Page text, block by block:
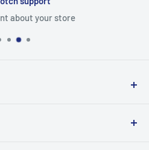
about your store
บครบวงจร จากทั่วโลกตั้งแต่ปี